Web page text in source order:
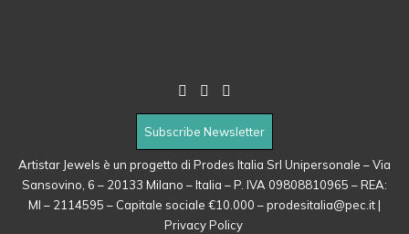
Subscribe Newsletter
Artistar Jewels è un progetto di Prodes Italia Srl Unipersonale – Via
Sansovino, 6 – 20133 Milano – Italia – P. IVA 09808810965 – REA:
MI – 2114595 – Capitale sociale €10.000 –prodesitalia@pec.it|
Privacy Policy